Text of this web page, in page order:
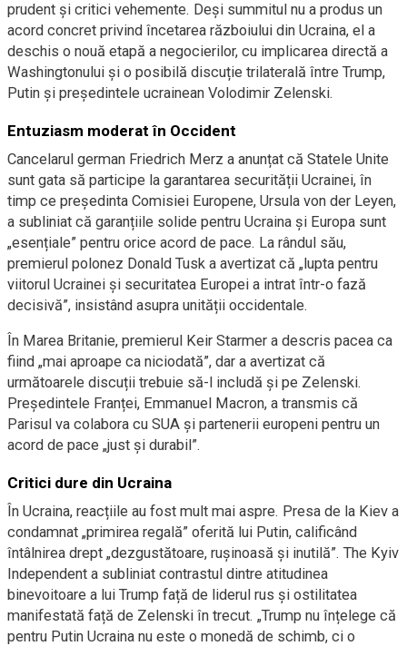
prudent și critici vehemente. Deși summitul nu a produs un
acord concret privind încetarea războiului din Ucraina, el a
deschis o nouă etapă a negocierilor, cu implicarea directă a
Washingtonului și o posibilă discuție trilaterală între Trump,
Putin și președintele ucrainean Volodimir Zelenski.
Entuziasm moderat în Occident
Cancelarul german Friedrich Merz a anunțat că Statele Unite
sunt gata să participe la garantarea securității Ucrainei, în
timp ce președinta Comisiei Europene, Ursula von der Leyen,
a subliniat că garanțiile solide pentru Ucraina și Europa sunt
„esențiale” pentru orice acord de pace. La rândul său,
premierul polonez Donald Tusk a avertizat că „lupta pentru
viitorul Ucrainei și securitatea Europei a intrat într-o fază
decisivă”, insistând asupra unității occidentale.
În Marea Britanie, premierul Keir Starmer a descris pacea ca
fiind „mai aproape ca niciodată”, dar a avertizat că
următoarele discuții trebuie să-l includă și pe Zelenski.
Președintele Franței, Emmanuel Macron, a transmis că
Parisul va colabora cu SUA și partenerii europeni pentru un
acord de pace „just și durabil”.
Critici dure din Ucraina
În Ucraina, reacțiile au fost mult mai aspre. Presa de la Kiev a
condamnat „primirea regală” oferită lui Putin, calificând
întâlnirea drept „dezgustătoare, rușinoasă și inutilă”. The Kyiv
Independent a subliniat contrastul dintre atitudinea
binevoitoare a lui Trump față de liderul rus și ostilitatea
manifestată față de Zelenski în trecut. „Trump nu înțelege că
pentru Putin Ucraina nu este o monedă de schimb, ci o